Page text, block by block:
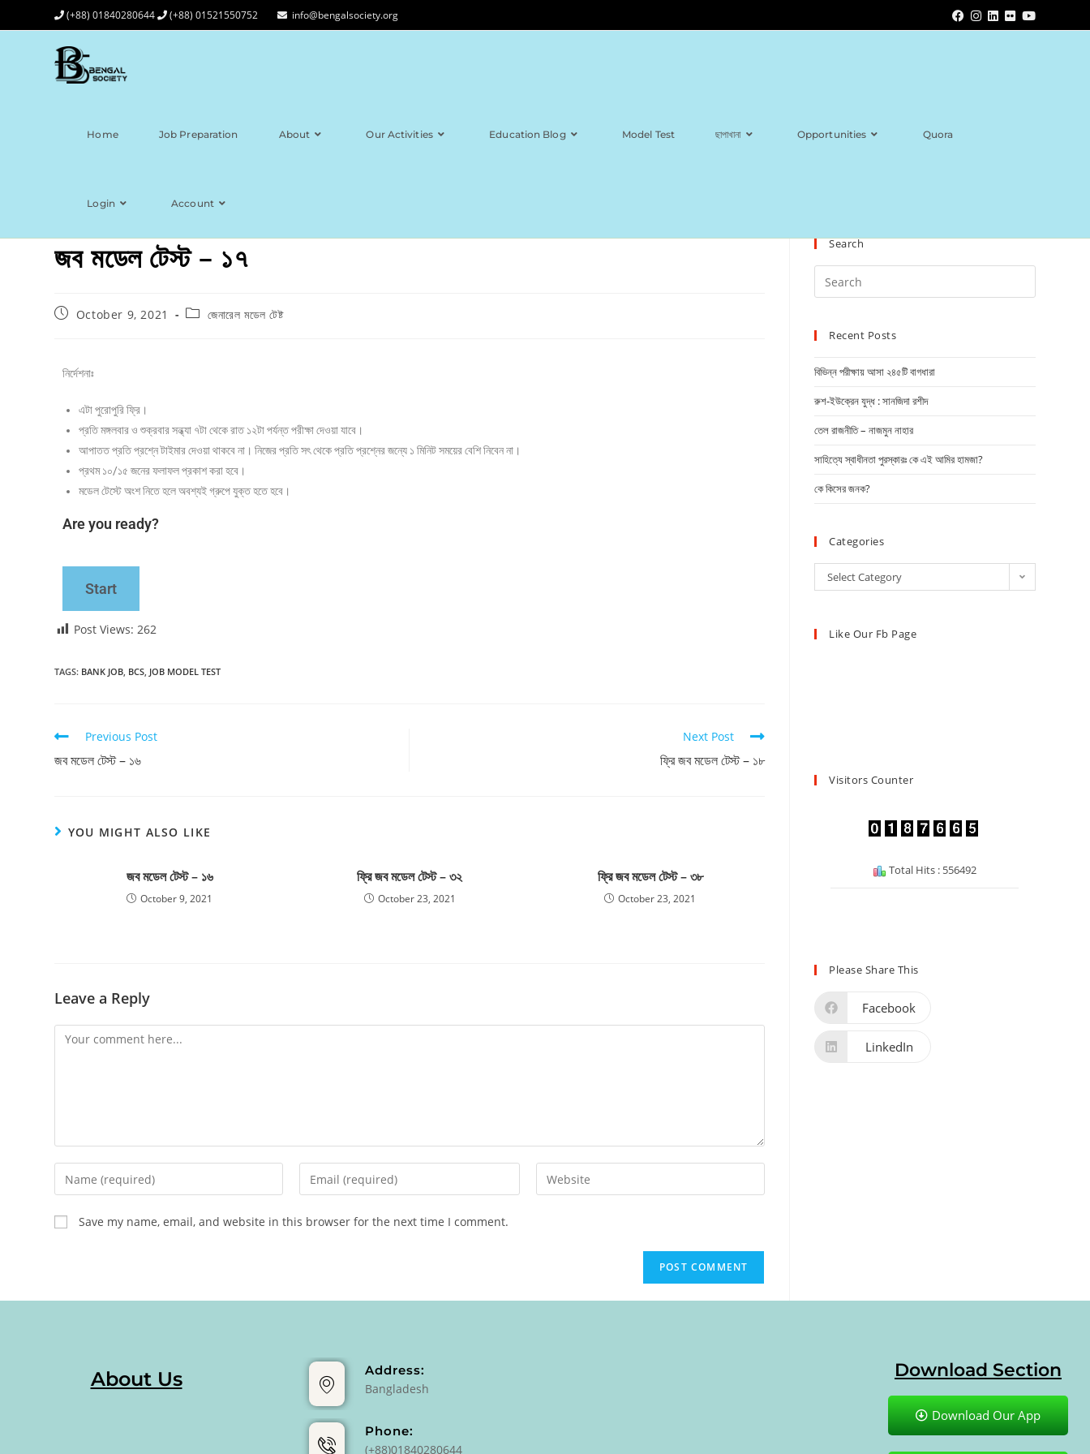
(+88) 01840280644 (+88) 01521550752 info@bengalsociety.org
Home Job Preparation About Our Activities Education Blog Model Test ছাপাখানা Opportunities Quora
Login Account
জব মডেল টেস্ট – ১৭
October 9, 2021 জেনারেল মডেল টেষ্ট
নির্দেশনাঃ
এটা পুরোপুরি ফ্রি।
প্রতি মঙ্গলবার ও শুক্রবার সন্ধ্যা ৭টা থেকে রাত ১২টা পর্যন্ত পরীক্ষা দেওয়া যাবে।
আপাতত প্রতি প্রশ্নে টাইমার দেওয়া থাকবে না। নিজের প্রতি সৎ থেকে প্রতি প্রশ্নের জন্যে ১ মিনিট সময়ের বেশি নিবেন না।
প্রথম ১০/১৫ জনের ফলাফল প্রকাশ করা হবে।
মডেল টেস্টে অংশ নিতে হলে অবশ্যই গ্রুপে যুক্ত হতে হবে।
Are you ready?
Start
Post Views: 262
TAGS: BANK JOB, BCS, JOB MODEL TEST
Previous Post
জব মডেল টেস্ট – ১৬
Next Post
ফ্রি জব মডেল টেস্ট – ১৮
YOU MIGHT ALSO LIKE
জব মডেল টেস্ট – ১৬
October 9, 2021
ফ্রি জব মডেল টেস্ট – ৩২
October 23, 2021
ফ্রি জব মডেল টেস্ট – ৩৮
October 23, 2021
Leave a Reply
Save my name, email, and website in this browser for the next time I comment.
Search
Recent Posts
বিভিন্ন পরীক্ষায় আসা ২৪৫টি বাগধারা
রুশ-ইউক্রেন যুদ্ধ : সানজিদা রশীদ
তেল রাজনীতি – নাজমুন নাহার
সাহিত্যে স্বাধীনতা পুরস্কারঃ কে এই আমির হামজা?
কে কিসের জনক?
Categories
Select Category
Like Our Fb Page
Visitors Counter
Total Hits : 556492
Please Share This
Facebook
LinkedIn
About Us
Address:
Bangladesh
Phone:
(+88)01840280644
Download Section
Download Our App